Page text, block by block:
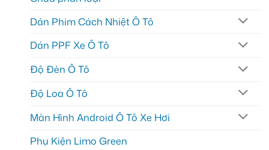
Dán Phim Cách Nhiệt Ô Tô
Dán PPF Xe Ô Tô
Độ Đèn Ô Tô
Độ Loa Ô Tô
Màn Hình Android Ô Tô Xe Hơi
Phụ Kiện Limo Green